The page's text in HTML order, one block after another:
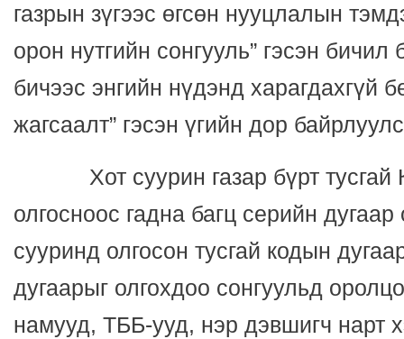
газрын зүгээс өгсөн нууцлалын
орон нутгийн сонгууль” гэсэн
бичээс энгийн нүдэнд харагдахгүй
жагсаалт” гэсэн үгийн дор
Хот суурин газар бүрт тусгай
олгосноос гадна багц серийн дугаар
сууринд олгосон тусгай кодын
дугаарыг олгохдоо сонгуульд
намууд, ТББ-ууд, нэр дэвшигч нарт